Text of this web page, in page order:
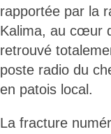
rapportée par la
Kalima, au cœur
retrouvé
poste radio du
en patois local.
La fracture